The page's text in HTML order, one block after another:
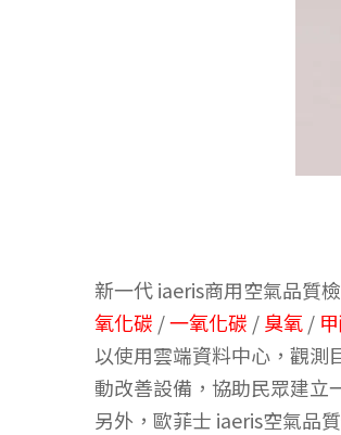
新一代 iaeris商用空氣品質
氧化碳 /一氧化碳 /臭氧/
以使用雲端資料中心，觀測
動改善設備，協助民眾建立
另外，歐菲士 iaeris空氣品